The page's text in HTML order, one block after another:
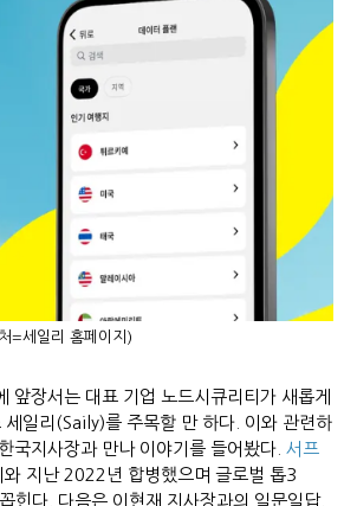
=세일리 홈페이지)
앞장서는 대표 기업 노드시큐리티가 새롭게
세일리(Saily)를 주목할 만 하다. 이와 관련하
한국지사장과 만나 이야기를 들어봤다. 서프
와 지난 2022년 합병했으며 글로벌 톱3
힌다. 다음은 이현재 지사장과의 일문일답.